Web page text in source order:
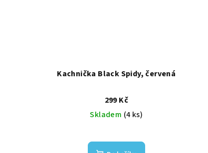
Kachnička Black Spidy, červená
299 Kč
Skladem (4 ks)